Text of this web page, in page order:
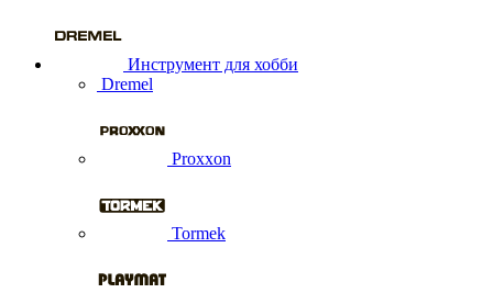
Инструмент для хобби
Dremel
Proxxon
Tormek